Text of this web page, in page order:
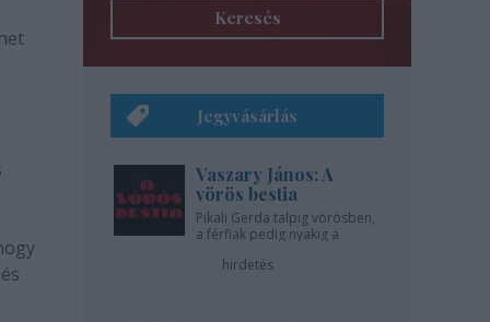
Keresés
Jegyvásárlás
Vaszary János: A
vörös bestia
Pikali Gerda talpig vörösben,
a férfiak pedig nyakig a
hirdetés